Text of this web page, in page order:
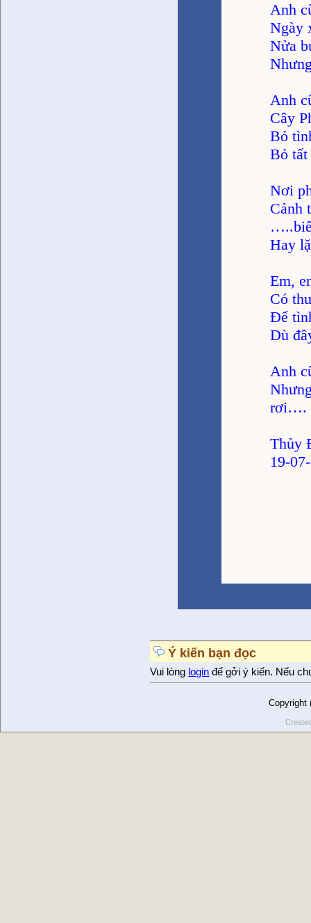
Anh
Ngày
Nửa
Anh
Cây
Bỏ
Bỏ
Nơi
Cảnh
Hay
Em,
Có
Để
Dù
Anh
rơi….
Thủy
19-
Ý kiến bạn đọc
Vui lòng login để gởi ý kiến. Nếu
Copyright